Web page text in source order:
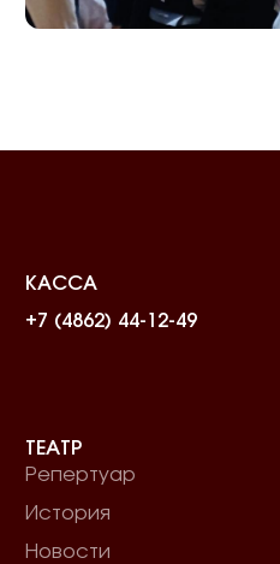
КАССА
+7 (4862) 44-12-49
ТЕАТР
Репертуар
История
Новости